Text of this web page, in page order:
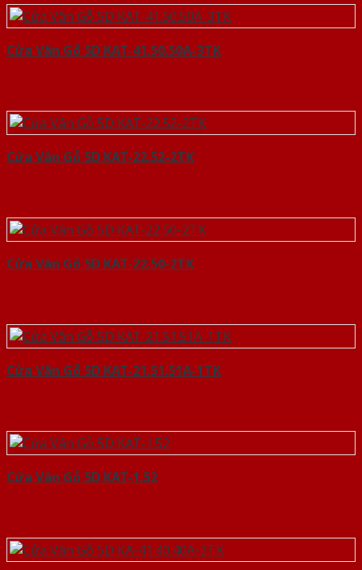
Cửa Vân Gỗ 5D KAT-41.50.50A-3TK
Cửa Vân Gỗ 5D KAT-22.52-2TK
Cửa Vân Gỗ 5D KAT-22.50-2TK
Cửa Vân Gỗ 5D KAT-21.51.51A-1TK
Cửa Vân Gỗ 5D KAT-1.52